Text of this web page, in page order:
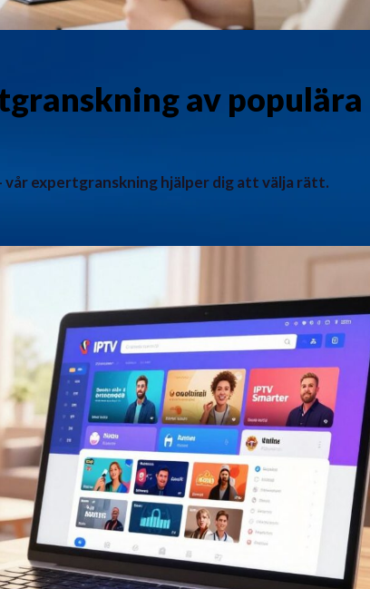
av populära
expertgranskning hjälper dig att välja rätt.